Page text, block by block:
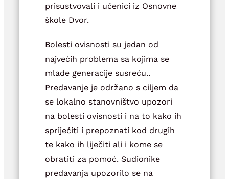
prisustvovali i učenici iz Osnovne
škole Dvor.
Bolesti ovisnosti su jedan od
najvećih problema sa kojima se
mlade generacije susreću..
Predavanje je održano s ciljem da
se lokalno stanovništvo upozori
na bolesti ovisnosti i na to kako ih
spriječiti i prepoznati kod drugih
te kako ih liječiti ali i kome se
obratiti za pomoć. Sudionike
predavanja upozorilo se na